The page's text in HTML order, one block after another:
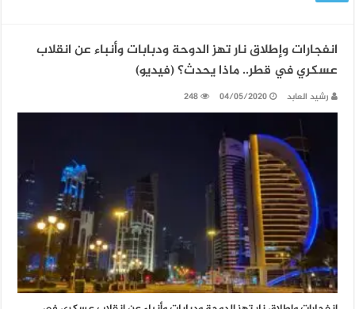
انفجارات وإطلاق نار تهز الدوحة ودبابات وأنباء عن انقلاب
عسكري في قطر.. ماذا يحدث؟ (فيديو)
رشيد العابد 04/05/2020
248